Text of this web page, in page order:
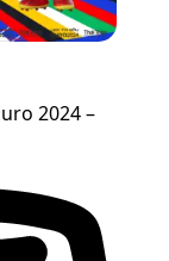
2024 –